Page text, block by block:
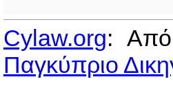
Cylaw.org:
Παγκύπριο